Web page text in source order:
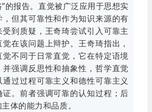
的报告。直觉被广泛应用于思想实
但其可靠性和作为知识来源的有
到质疑，王奇琦尝试引入可靠主
在该问题上辩护。王奇琦指出，
不同于日常直觉，它在特定语境
并强调反思性和抽象性，哲学直觉
通过过程可靠主义和德性可靠主义
。前者强调可靠的认知过程；后
体的能力和品质。